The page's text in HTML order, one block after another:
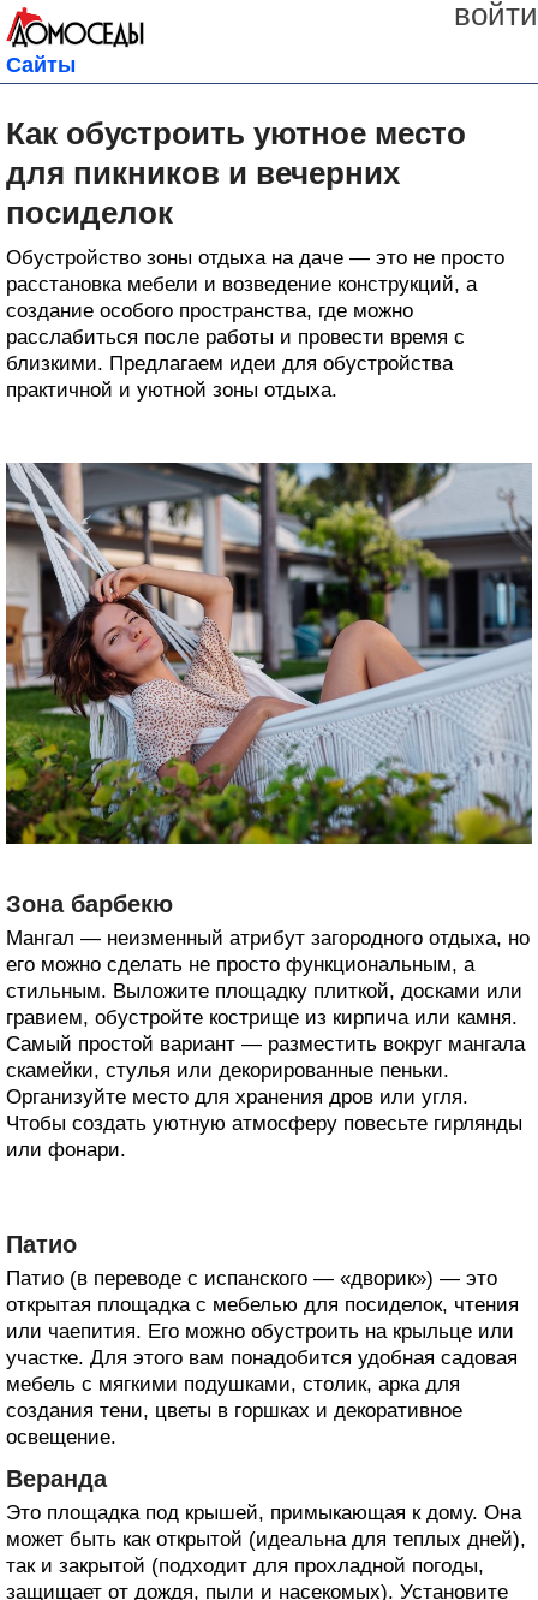
войти
Сайты
Как обустроить уютное место
для пикников и вечерних
посиделок
Обустройство зоны отдыха на даче — это не просто
расстановка мебели и возведение конструкций, а
создание особого пространства, где можно
расслабиться после работы и провести время с
близкими. Предлагаем идеи для обустройства
практичной и уютной зоны отдыха.
Зона барбекю
Мангал — неизменный атрибут загородного отдыха, но
его можно сделать не просто функциональным, а
стильным. Выложите площадку плиткой, досками или
гравием, обустройте кострище из кирпича или камня.
Самый простой вариант — разместить вокруг мангала
скамейки, стулья или декорированные пеньки.
Организуйте место для хранения дров или угля.
Чтобы создать уютную атмосферу повесьте гирлянды
или фонари.
Патио
Патио (в переводе с испанского — «дворик») — это
открытая площадка с мебелью для посиделок, чтения
или чаепития. Его можно обустроить на крыльце или
участке. Для этого вам понадобится удобная садовая
мебель с мягкими подушками, столик, арка для
создания тени, цветы в горшках и декоративное
освещение.
Веранда
Это площадка под крышей, примыкающая к дому. Она
может быть как открытой (идеальна для теплых дней),
так и закрытой (подходит для прохладной погоды,
защищает от дождя, пыли и насекомых). Установите